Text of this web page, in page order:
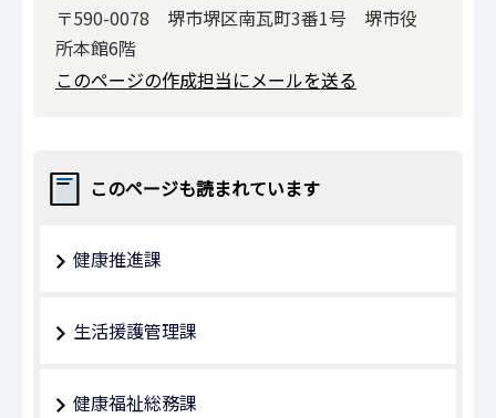
〒590-0078 堺市堺区南瓦町3番1号 堺市役
所本館6階
このページの作成担当にメールを送る
このページも読まれています
健康推進課
生活援護管理課
健康福祉総務課